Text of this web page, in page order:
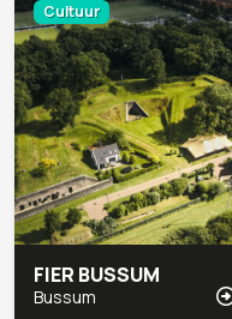
Cultuur
FIER BUSSUM
Bussum